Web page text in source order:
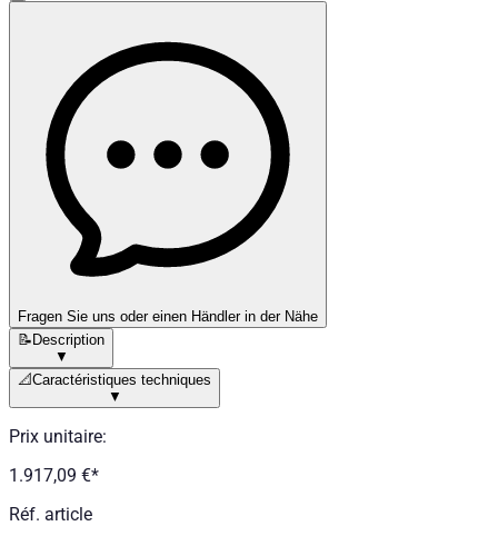
Fragen Sie uns oder einen Händler in der Nähe
📝Description
▼
📐Caractéristiques techniques
▼
Prix unitaire:
1.917,09 €*
Réf. article